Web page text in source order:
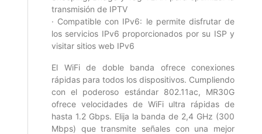
transmisión de IPTV
· Compatible con IPv6: le permite disfrutar de
los servicios IPv6 proporcionados por su ISP y
visitar sitios web IPv6
El WiFi de doble banda ofrece conexiones
rápidas para todos los dispositivos. Cumpliendo
con el poderoso estándar 802.11ac, MR30G
ofrece velocidades de WiFi ultra rápidas de
hasta 1.2 Gbps. Elija la banda de 2,4 GHz (300
Mbps) que transmite señales con una mejor